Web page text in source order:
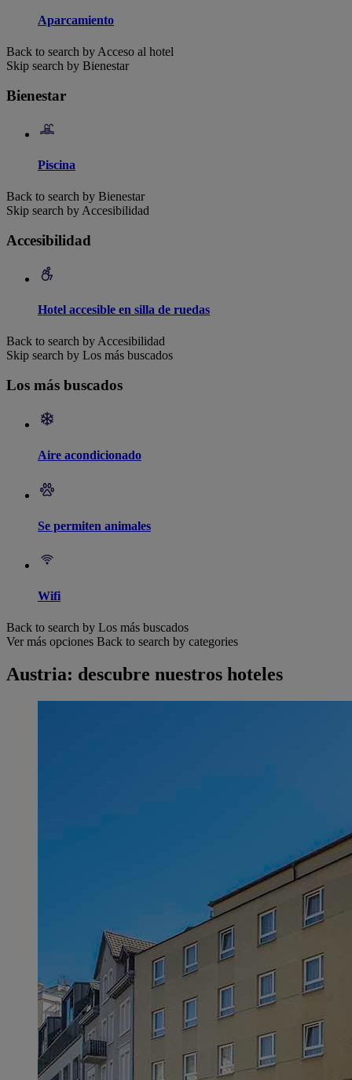
Aparcamiento
Back to search by Acceso al hotel
Skip search by Bienestar
Bienestar
Piscina
Back to search by Bienestar
Skip search by Accesibilidad
Accesibilidad
Hotel accesible en silla de ruedas
Back to search by Accesibilidad
Skip search by Los más buscados
Los más buscados
Aire acondicionado
Se permiten animales
Wifi
Back to search by Los más buscados
Ver más opciones Back to search by categories
Austria: descubre nuestros hoteles